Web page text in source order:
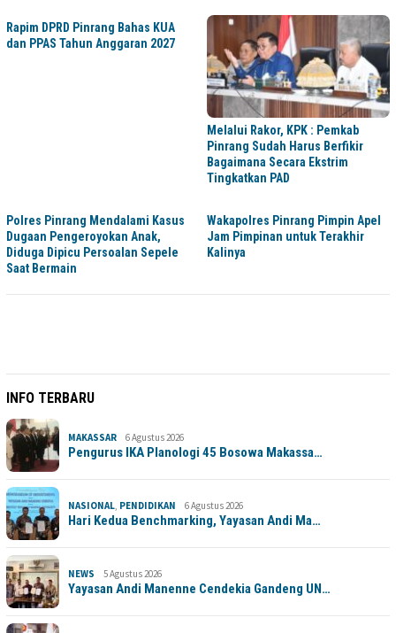
Rapim DPRD Pinrang Bahas KUA
dan PPAS Tahun Anggaran 2027
Melalui Rakor, KPK : Pemkab
Pinrang Sudah Harus Berfikir
Bagaimana Secara Ekstrim
Tingkatkan PAD
Polres Pinrang Mendalami Kasus
Dugaan Pengeroyokan Anak,
Diduga Dipicu Persoalan Sepele
Saat Bermain
Wakapolres Pinrang Pimpin Apel
Jam Pimpinan untuk Terakhir
Kalinya
INFO TERBARU
MAKASSAR 6 Agustus 2026
Pengurus IKA Planologi 45 Bosowa Makassa…
NASIONAL, PENDIDIKAN 6 Agustus 2026
Hari Kedua Benchmarking, Yayasan Andi Ma…
NEWS 5 Agustus 2026
Yayasan Andi Manenne Cendekia Gandeng UN…